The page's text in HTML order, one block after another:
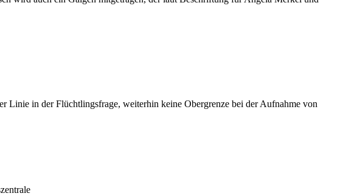
Linie in der Flüchtlingsfrage, weiterhin keine Obergrenze bei der Aufnahme von